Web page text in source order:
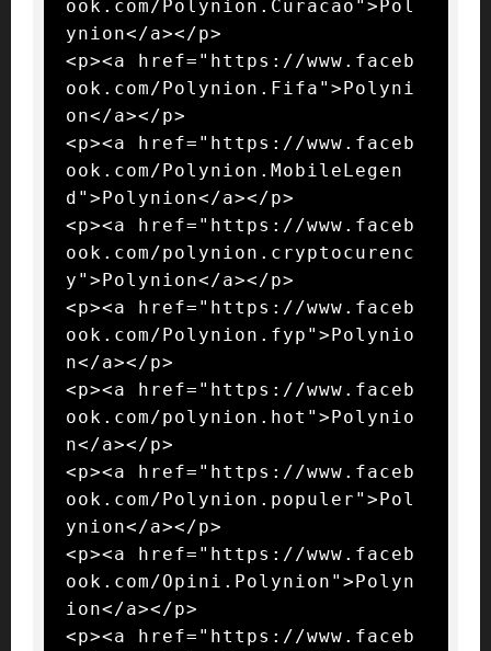
ook.com/Polynion.Curacao">Pol
ynion</a></p>
<p><a href="https://www.faceb
ook.com/Polynion.Fifa">Polyni
on</a></p>
<p><a href="https://www.faceb
ook.com/Polynion.MobileLegen
d">Polynion</a></p>
<p><a href="https://www.faceb
ook.com/polynion.cryptocurenc
y">Polynion</a></p>
<p><a href="https://www.faceb
ook.com/Polynion.fyp">Polynio
n</a></p>
<p><a href="https://www.faceb
ook.com/polynion.hot">Polynio
n</a></p>
<p><a href="https://www.faceb
ook.com/Polynion.populer">Pol
ynion</a></p>
<p><a href="https://www.faceb
ook.com/Opini.Polynion">Polyn
ion</a></p>
<p><a href="https://www.faceb